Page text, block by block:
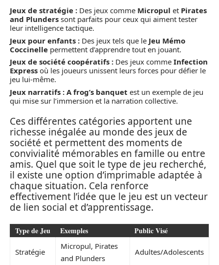
Jeux de stratégie : Des jeux comme Micropul et Pirates
and Plunders sont parfaits pour ceux qui aiment tester
leur intelligence tactique.
Jeux pour enfants : Des jeux tels que le Jeu Mémo
Coccinelle permettent d’apprendre tout en jouant.
Jeux de société coopératifs : Des jeux comme Infection
Express où les joueurs unissent leurs forces pour défier le
jeu lui-même.
Jeux narratifs : A frog’s banquet est un exemple de jeu
qui mise sur l’immersion et la narration collective.
Ces différentes catégories apportent une
richesse inégalée au monde des jeux de
société et permettent des moments de
convivialité mémorables en famille ou entre
amis. Quel que soit le type de jeu recherché,
il existe une option d’imprimable adaptée à
chaque situation. Cela renforce
effectivement l’idée que le jeu est un vecteur
de lien social et d’apprentissage.
Type de Jeu Exemples Public Visé
Stratégie
Micropul, Pirates
and Plunders
Adultes/Adolescents